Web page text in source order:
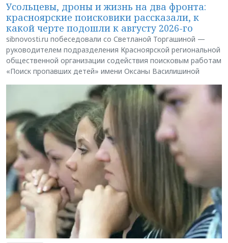
Усольцевы, дроны и жизнь на два фронта:
красноярские поисковики рассказали, к
какой черте подошли к августу 2026-го
sibnovosti.ru побеседовали со Светланой Торгашиной —
руководителем подразделения Красноярской региональной
общественной организации содействия поисковым работам
«Поиск пропавших детей» имени Оксаны Василишиной